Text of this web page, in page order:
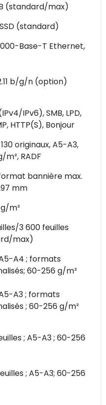
(standard/max)
(standard)
Base-T Ethernet,
b/g/n (option)
IPv6), SMB, LPD,
HTTP(S), Bonjour
originaux, A5-A3,
m², RADF
bannière max.
mm
m²
3 600 feuilles
max)
A4 ; formats
60-256 g/m²
A3 ; formats
; 60-256 g/m²
; A5-A3 ; 60-256
; A5-A3; 60-256